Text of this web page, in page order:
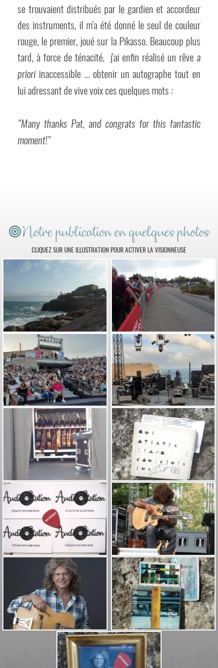
se trouvaient distribués par le gardien et accordeur
des instruments, il m'a été donné le seul de couleur
rouge, le premier, joué sur la Pikasso. Beaucoup plus
tard, à force de ténacité, j'ai enfin réalisé un rêve a
priori inaccessible ... obtenir un autographe tout en
lui adressant de vive voix ces quelques mots :
"Many thanks Pat, and congrats for this fantastic
moment!"
Notre publication en quelques photos
CLIQUEZ SUR UNE ILLUSTRATION POUR ACTIVER LA VISIONNEUSE